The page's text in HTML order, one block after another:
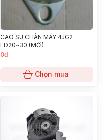
CAO SU CHÂN MÁY 4JG2
FD20~30 (MỚI)
0đ
Chọn mua